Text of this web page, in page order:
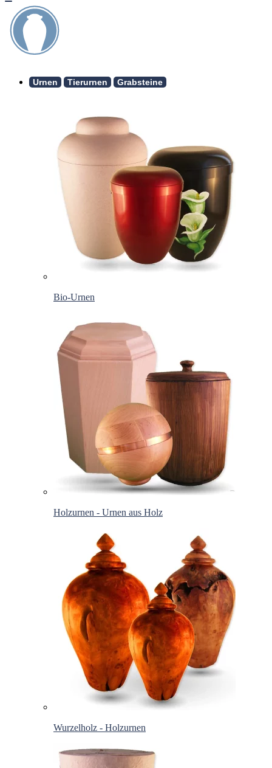
Urnen Tierurnen Grabsteine
Bio-Urnen
Holzurnen - Urnen aus Holz
Wurzelholz - Holzurnen